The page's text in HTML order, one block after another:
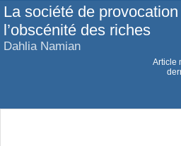
La société de
l’obscénité des riches
Dahlia Namian
Article